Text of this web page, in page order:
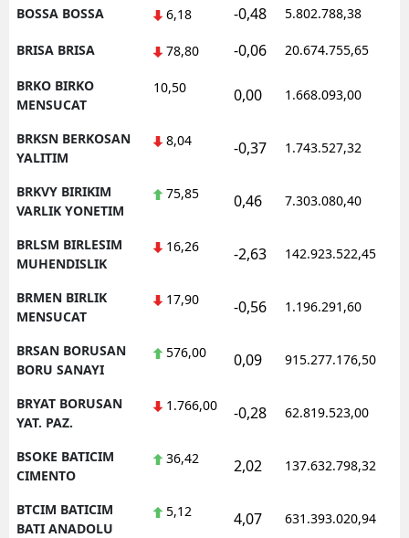
BOSSA BOSSA 6,18 -0,48 5.802.788,38
BRISA BRISA 78,80 -0,06 20.674.755,65
BRKO BIRKO
MENSUCAT
10,50 0,00 1.668.093,00
BRKSN BERKOSAN
YALITIM
8,04 -0,37 1.743.527,32
BRKVY BIRIKIM
VARLIK YONETIM
75,85 0,46 7.303.080,40
BRLSM BIRLESIM
MUHENDISLIK
16,26 -2,63 142.923.522,45
BRMEN BIRLIK
MENSUCAT
17,90 -0,56 1.196.291,60
BRSAN BORUSAN
BORU SANAYI
576,00 0,09 915.277.176,50
BRYAT BORUSAN
YAT. PAZ.
1.766,00 -0,28 62.819.523,00
BSOKE BATICIM
CIMENTO
36,42 2,02 137.632.798,32
BTCIM BATICIM
BATI ANADOLU
5,12 4,07 631.393.020,94